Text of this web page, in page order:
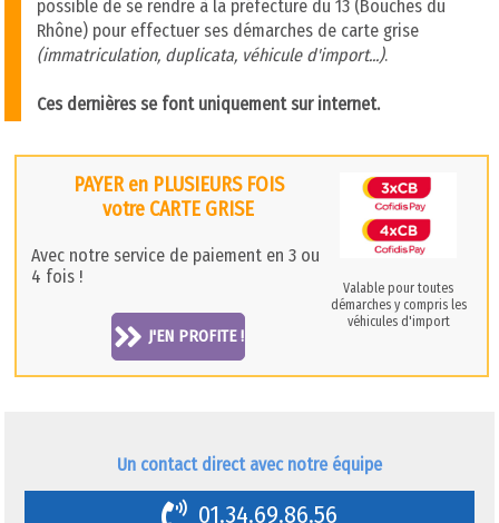
possible de se rendre à la préfecture du 13 (Bouches du
Rhône) pour effectuer ses démarches de carte grise
(immatriculation, duplicata, véhicule d'import...).
Ces dernières se font uniquement sur internet.
PAYER en PLUSIEURS FOIS
votre CARTE GRISE
Avec notre service de paiement en 3 ou
4 fois !
J'EN PROFITE !
Valable pour toutes
démarches y compris les
véhicules d'import
Un contact direct avec notre équipe
01.34.69.86.56